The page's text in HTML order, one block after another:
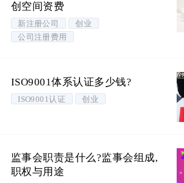
创空间资费
新注册公司
创业
公司注册费用
ISO9001体系认证多少钱?
ISO9001认证 创业
监事会职责是什么?监事会组成,
职权与用途